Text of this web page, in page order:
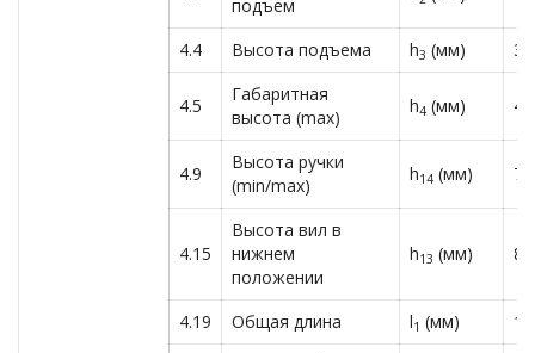
подъем
4.4 Высота подъема h3 (мм)
4.5
Габаритная
высота (max)
h4 (мм)
4.9
Высота ручки
(min/max)
h14 (мм)
4.15
Высота вил в
нижнем
положении
h13 (мм) 86
4.19 Общая длина l1 (мм)